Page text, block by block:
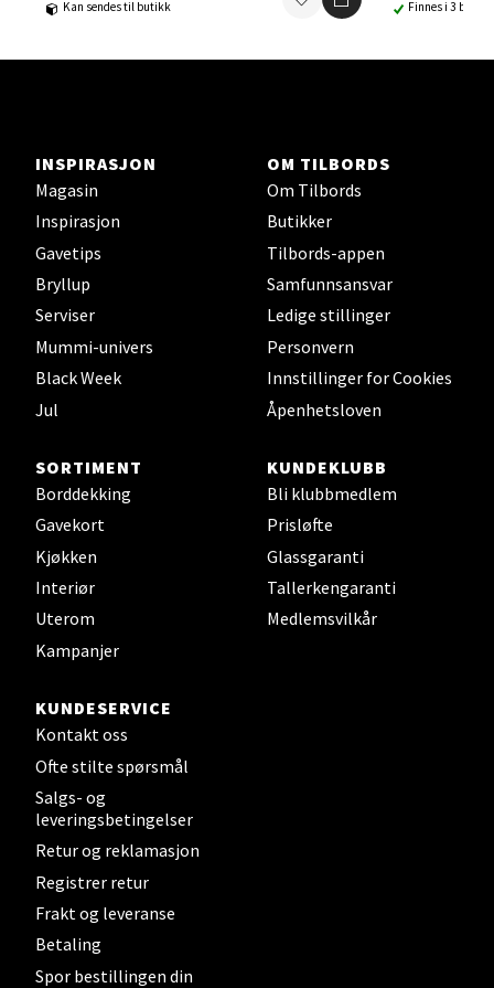
Kan sendes til butikk
Finnes i 3
INSPIRASJON
Magasin
Inspirasjon
Gavetips
Bryllup
Serviser
Mummi-univers
Black Week
Jul
OM TILBORDS
Om Tilbords
Butikker
Tilbords-appen
Samfunnsansvar
Ledige stillinger
Personvern
Innstillinger for Cookies
Åpenhetsloven
SORTIMENT
Borddekking
Gavekort
Kjøkken
Interiør
Uterom
Kampanjer
KUNDEKLUBB
Bli klubbmedlem
Prisløfte
Glassgaranti
Tallerkengaranti
Medlemsvilkår
KUNDESERVICE
Kontakt oss
Ofte stilte spørsmål
Salgs- og
leveringsbetingelser
Retur og reklamasjon
Registrer retur
Frakt og leveranse
Betaling
Spor bestillingen din
Lillehammer - Strandtorget
Strandtorget, 2609 Lillehammer
Åpent i dag 09-20
Velg
Strømmen - Thon Senter Strømmen
Støperivn. 5, 2010 Strømmen
Åpent i dag 10-21
0 i butikk
Sunndalsøra - Alti Sunndal
Alti Sunndal, Sunndalsveien 17, 6600 Sunndalsøra
Åpent i dag 10-19